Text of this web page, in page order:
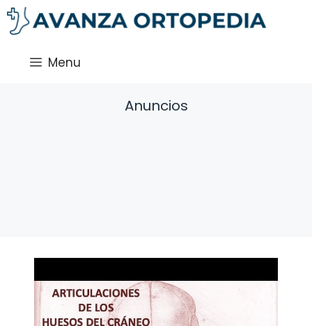
Saltar
al
Menu
Anuncios